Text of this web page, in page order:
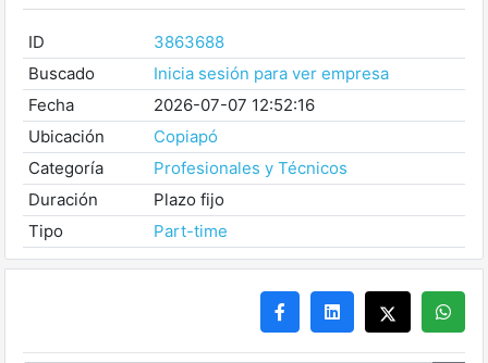
ID
3863688
Buscado
Inicia sesión para ver empresa
Fecha
2026-07-07 12:52:16
Ubicación
Copiapó
Categoría
Profesionales y Técnicos
Duración
Plazo fijo
Tipo
Part-time